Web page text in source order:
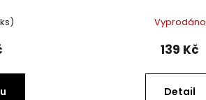
Vyprodáno
139 Kč
Detail